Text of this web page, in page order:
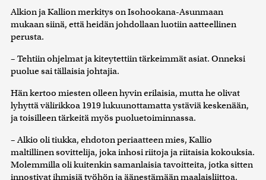
Alkion ja Kallion merkitys on Isohookana-Asunmaan
mukaan siinä, että heidän johdollaan luotiin aatteellinen
perusta.
– Tehtiin ohjelmat ja kiteytettiin tärkeimmät asiat. Onneksi
puolue sai tällaisia johtajia.
Hän kertoo miesten olleen hyvin erilaisia, mutta he olivat
lyhyttä välirikkoa 1919 lukuunottamatta ystäviä keskenään,
ja toisilleen tärkeitä myös puoluetoiminnassa.
– Alkio oli tiukka, ehdoton periaatteen mies, Kallio
maltillinen sovittelija, joka inhosi riitoja ja riitaisia kokouksia.
Molemmilla oli kuitenkin samanlaisia tavoitteita, jotka sitten
innostivat ihmisiä työhön ja äänestämään maalaisliittoa.